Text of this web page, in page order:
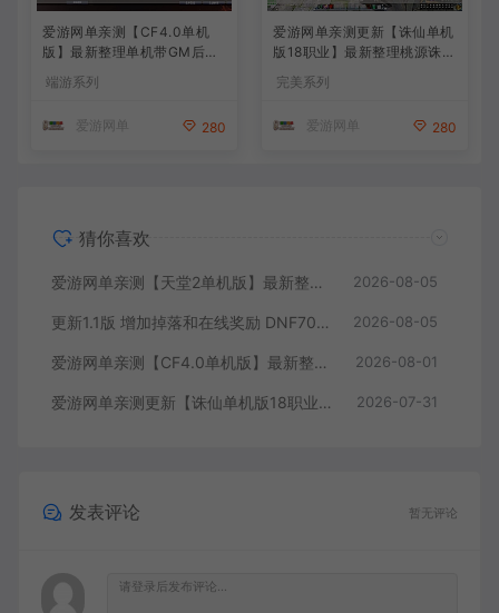
爱游网单亲测【CF4.0单机
版】最新整理单机带GM后台
可添加全物品装备 人机对战
可选难度 带单机内辅 一键启
端游系列
爱游网单 280
爱游网单亲测更新【诛仙单机
版18职业】最新整理桃源诛仙
精修第4版 配套GM工具可发
物品装备点券 配套工具大全
+手工端文本教学
完美系列
爱游网单 280
猜你喜欢
爱游网单亲测【天堂2单机版】最新整理水龙法利昂带假人商业端制作单机 内置多功能GM控制台 可发物品装备 虚拟机一键端 视频安装教学 2026-08-05
更新1.1版 增加掉落和在线奖励 DNF70星月侍魂联机版 新版技能 丰富异次元技能装备词条 护石 辟邪玉 皮肤外观 BUFF技能徽章 史诗装备特效徽章 技能宝珠等 在线点 装备靠爆 2026-08-05
爱游网单亲测【CF4.0单机版】最新整理单机带GM后台可添加全物品装备 人机对战可选难度 带单机内辅 一键启动视频教学 2026-08-01
爱游网单亲测更新【诛仙单机版18职业】最新整理桃源诛仙精修第4版 配套GM工具可发物品装备点券 配套工具大全 虚拟机一键端 视频安装教学+手工端文本教学 2026-07-31
发表评论 暂无评论